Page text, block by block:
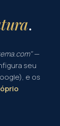
.
—
seu
e os